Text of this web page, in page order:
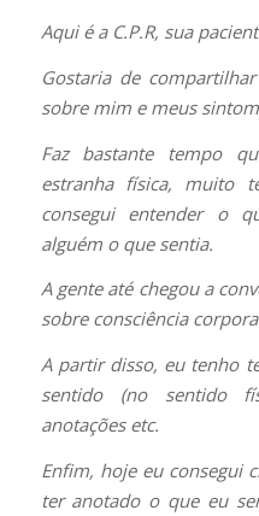
Aqui é a C.P.R, sua
Gostaria de
sobre mim e meus
Faz bastante tempo
estranha física, muito
consegui entender o
alguém o que sentia.
A gente até chegou a
sobre consciência
A partir disso, eu tenho
sentido (no sentido
anotações etc.
Enfim, hoje eu consegui
ter anotado o que eu